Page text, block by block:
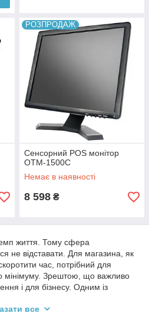
РОЗПРОДАЖ
Сенсорний POS монітор
OTM-1500С
Немає в наявності
8 598 ₴
життя. Тому сфера
не відставати. Для магазина, як
час, потрібний для
мінімуму. Зрештою, що важливо
і для бізнесу. Одним із
сенсорний монітор. Це
все